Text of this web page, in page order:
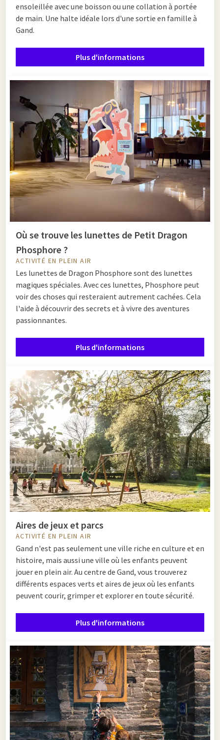
ensoleillée avec une boisson ou une collation à portée
de main. Une halte idéale lors d'une sortie en famille à
Gand.
Plus d'informations
Où se trouve les lunettes de Petit Dragon
Phosphore ?
ACTIVITÉ EN PLEIN AIR
Les lunettes de Dragon Phosphore sont des lunettes
magiques spéciales. Avec ces lunettes, Phosphore peut
voir des choses qui resteraient autrement cachées. Cela
l'aide à découvrir des secrets et à vivre des aventures
passionnantes.
Plus d'informations
Aires de jeux et parcs
ACTIVITÉ EN PLEIN AIR
Gand n'est pas seulement une ville riche en culture et en
histoire, mais aussi une ville où les enfants peuvent
jouer en plein air. Au centre de Gand, vous trouverez
différents espaces verts et aires de jeux où les enfants
peuvent courir, grimper et explorer en toute sécurité.
Plus d'informations